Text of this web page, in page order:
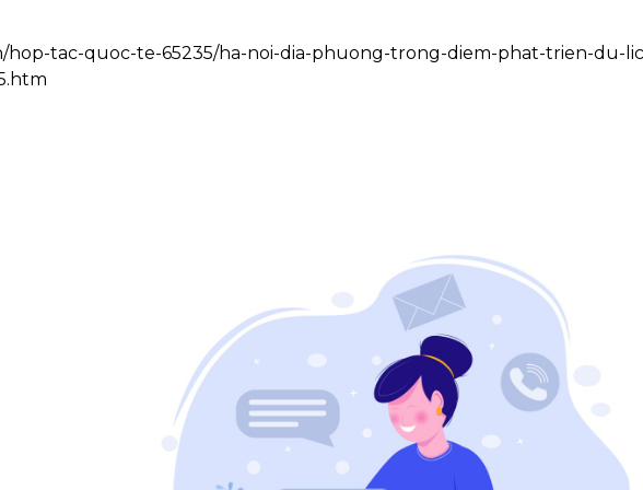
hop-tac-quoc-te-65235/ha-noi-dia-phuong-trong-diem-phat-trien-du-